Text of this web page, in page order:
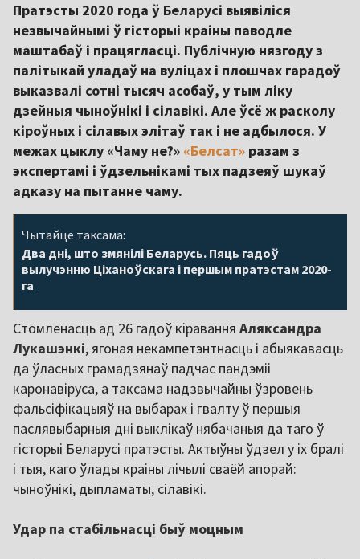
Пратэсты 2020 года ў Беларусі выявіліся
незвычайнымі ў гісторыі краіны паводле
маштабаў і працягласці. Публічную нязгоду з
палітыкай уладаў на вуліцах і плошчах гарадоў
выказвалі сотні тысяч асобаў, у тым ліку
дзейныя чыноўнікі і сілавікі. Але ўсё ж расколу
кіроўных і сілавых элітаў так і не адбылося. У
межах цыклу «Чаму не?» «Белсат» разам з
экспертамі і ўдзельнікамі тых падзеяў шукаў
адказу на пытанне чаму.
Чытайце таксама:
Два дні, што змянілі Беларусь. Пяць гадоў
вылучэнню Ціханоўскага і першым пратэстам 2020-
га
Стомленасць ад 26 гадоў кіравання Аляксандра
Лукашэнкі, ягоная некампетэнтнасць і абыякавасць
да ўласных грамадзянаў падчас пандэміі
каронавіруса, а таксама надзвычайны ўзровень
фальсіфікацыяў на выбарах і гвалту ў першыя
паслявыбарныя дні выклікаў нябачаныя да таго ў
гісторыі Беларусі пратэсты. Актыўны ўдзел у іх бралі
і тыя, каго ўлады краіны лічылі сваёй апорай:
чыноўнікі, дыпламаты, сілавікі.
Удар па стабільнасці быў моцным